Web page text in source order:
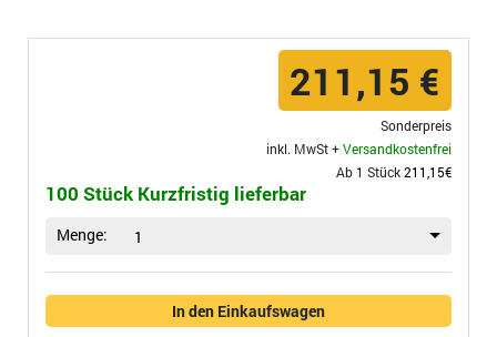
211,15 €
Sonderpreis
inkl. MwSt +Versandkostenfrei
Ab 1 Stück211,15€
100 Stück Kurzfristig lieferbar
Menge: 1
In den Einkaufswagen